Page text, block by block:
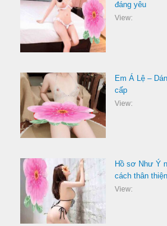
đáng yêu
View:
Em Á Lệ –
cấp
View:
Hồ sơ Như Ý
cách thân thiện
View: